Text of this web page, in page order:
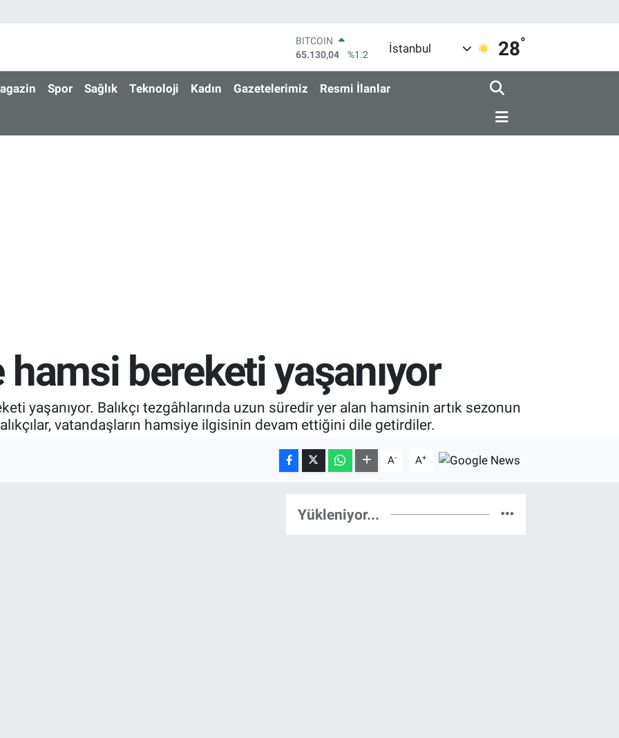
BITCOIN
65.130,04
%1.2
47,7106
%0.17
EURO
64,4046
%0.35
İstanbul 28°
Spor Sağlık Teknoloji Kadın Gazetelerimiz Resmi İlanlar
hamsi bereketi yaşanıyor
yaşanıyor. Balıkçı tezgâhlarında uzun süredir yer alan hamsinin artık sezonun
vatandaşların hamsiye ilgisinin devam ettiğini dile getirdiler.
A- A+
Yükleniyor...